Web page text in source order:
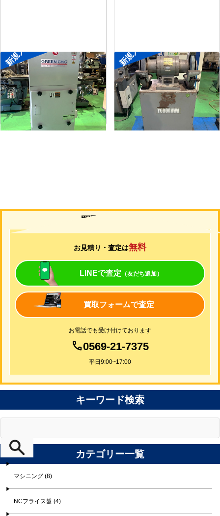
新規入荷
集塵機
メーカー
形 式RD100-1-1.5M
年
新規入荷
両頭グラインダー
メーカー 淀川電機
形 FG-255T
年
買取について
お見積り・査定は無料
LINEで査定 （友だち追加）
買取フォームで査定
お電話でも受け付けております
0569-21-7375
平日9:00~17:00
キーワード検索
カテゴリー一覧
マシニング (8)
NCフライス盤 (4)